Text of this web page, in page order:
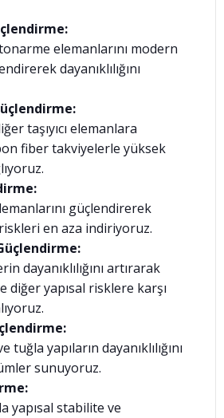
elemanlarını modern
dayanıklılığını
taşıyıcı elemanlara
fiber takviyelerle yüksek
güçlendirerek
en aza indiriyoruz.
dayanıklılığını artırarak
diğer yapısal risklere karşı
tuğla yapıların dayanıklılığını
sunuyoruz.
yapısal stabilite ve